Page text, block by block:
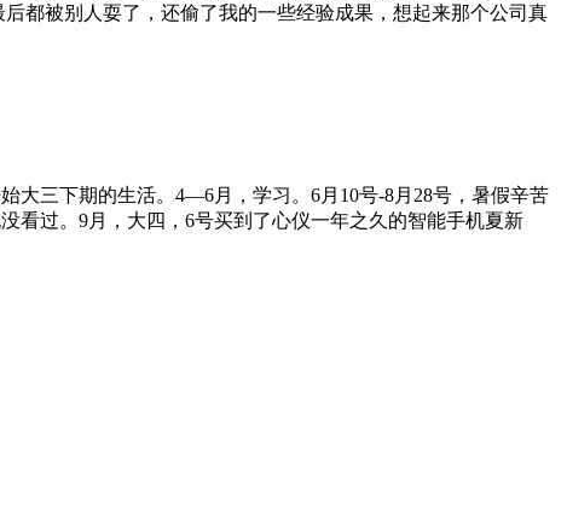
都被别人耍了，还偷了我的一些经验成果，想起来那个公司真
大三下期的生活。4—6月，学习。6月10号-8月28号，暑假辛苦
看过。9月，大四，6号买到了心仪一年之久的智能手机夏新